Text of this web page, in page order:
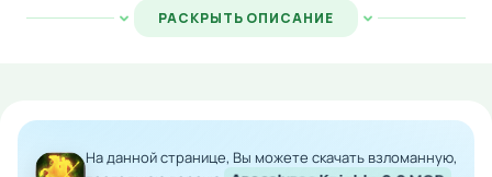
экипировкой. Вам предстоит командовать героем сквозь
интенсивные сражения, уничтожая легионы враждебных
Расширенный арсенал оружия и артефактов
РАСКРЫТЬ ОПИСАНИЕ
На данной странице, Вы можете скачать взломанную,